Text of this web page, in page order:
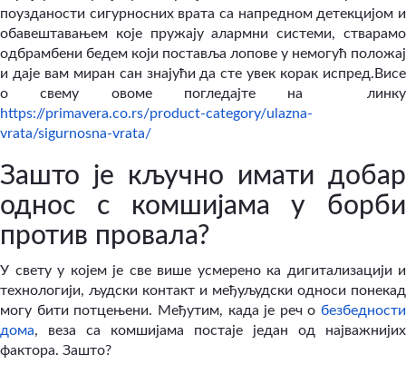
поузданости сигурносних врата са напредном детекцијом и
обавештавањем које пружају алармни системи, стварамо
одбрамбени бедем који поставља лопове у немогућ положај
и даје вам миран сан знајући да сте увек корак испред.Висе
о свему овоме погледајте на
линку
https://primavera.co.rs/product-category/ulazna-
vrata/sigurnosna-vrata/
Зашто је кључно имати добар
однос с комшијама у борби
против провала?
У свету у којем је све више усмерено ка дигитализацији и
технологији, људски контакт и међуљудски односи понекад
могу бити потцењени. Међутим, када је реч о безбедности
дома, веза са комшијама постаје један од најважнијих
фактора. Зашто?